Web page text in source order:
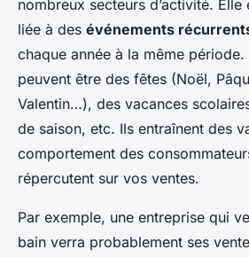
nombreux secteurs d’activité. Elle
liée à des événements
chaque année à la même période.
peuvent être des fêtes (Noël,
Valentin…), des vacances
de saison, etc. Ils entraînent des
comportement des
répercutent sur vos ventes.
Par exemple, une entreprise qui
bain verra probablement ses